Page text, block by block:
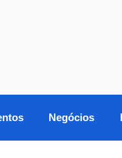
Negócios